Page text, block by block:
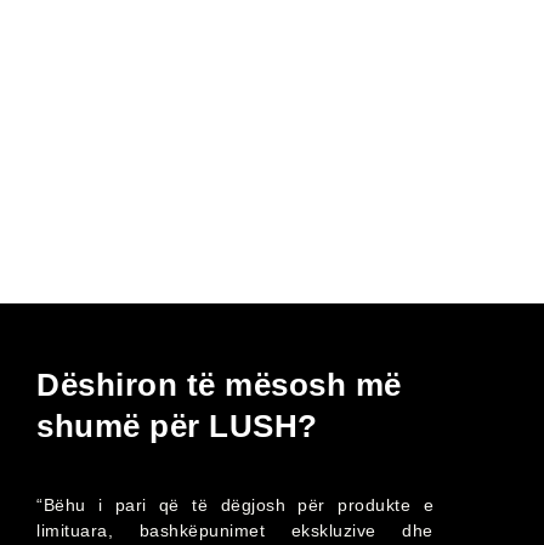
Dëshiron të mësosh më
shumë për LUSH?
“Bëhu i pari që të dëgjosh për produkte e
limituara, bashkëpunimet ekskluzive dhe